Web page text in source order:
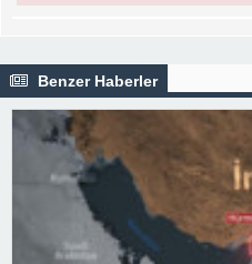
Benzer Haberler